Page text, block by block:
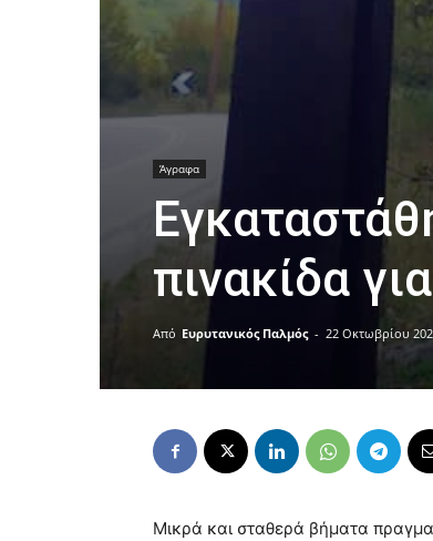
Άγραφα
πινακίδα
Από Ευρυτανικός Παλμός - 22 Οκτωβρίου
Μικρά και σταθερά βήματα